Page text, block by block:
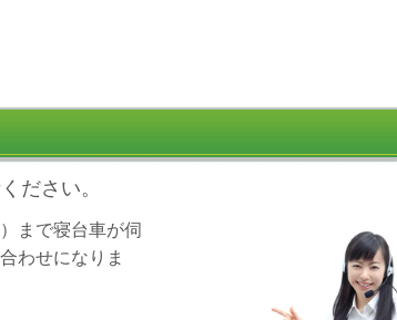
ださい。
まで寝台車が伺
わせになりま